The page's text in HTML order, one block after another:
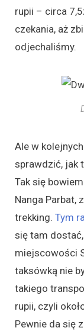
rupii – circa
czekania, aż
odjechaliśmy.
Ale w
sprawdzić, jak
Tak się
Nanga Parbat,
trekking. Tym
się tam
miejscowości
taksówką nie
takiego
rupii, czyli
Pewnie da się